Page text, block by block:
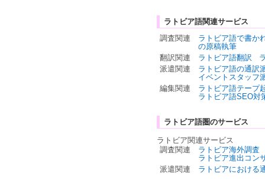
ラトビア語関連サービス
調査関連
ラトビア語で書か
の原稿執筆
翻訳関連
ラトビア語翻訳
派遣関連
ラトビア語の通訳
イベントスタッフ
編集関連
ラトビア語テープ
ラトビア語SEO対
ラトビア語圏のサービス
ラトビア関連サービス
調査関連
ラトビア海外調査
ラトビア進出コン
派遣関連
ラトビアにおける